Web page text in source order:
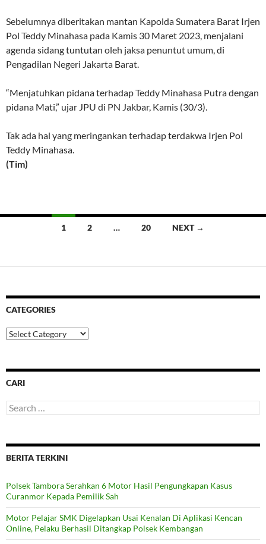
Sebelumnya diberitakan mantan Kapolda Sumatera Barat Irjen
Pol Teddy Minahasa pada Kamis 30 Maret 2023, menjalani
agenda sidang tuntutan oleh jaksa penuntut umum, di
Pengadilan Negeri Jakarta Barat.
“Menjatuhkan pidana terhadap Teddy Minahasa Putra dengan
pidana Mati,” ujar JPU di PN Jakbar, Kamis (30/3).
Tak ada hal yang meringankan terhadap terdakwa Irjen Pol
Teddy Minahasa.
(Tim)
1 2 … 20 NEXT →
CATEGORIES
Categories
CARI
Search
for:
BERITA TERKINI
Polsek Tambora Serahkan 6 Motor Hasil Pengungkapan Kasus
Curanmor Kepada Pemilik Sah
Motor Pelajar SMK Digelapkan Usai Kenalan Di Aplikasi Kencan
Online, Pelaku Berhasil Ditangkap Polsek Kembangan